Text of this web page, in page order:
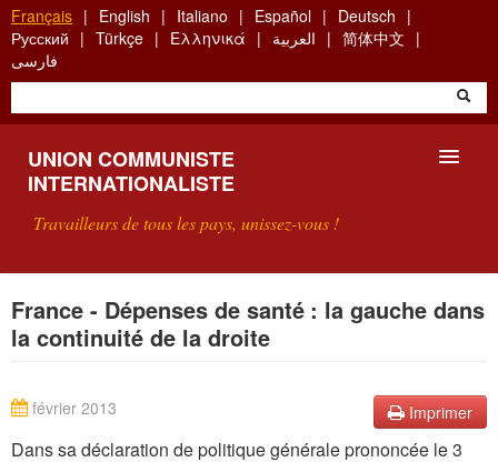
Aller
au
contenu
principal
Français English Italiano Español
Deutsch
Русский
Türkçe Ελληνικά العربية
简体中文
فارسی
UNION COMMUNISTE
INTERNATIONALISTE
Travailleurs de tous les pays, unissez-vous !
PRÉSENTATION
QU'EST-CE QUE L'UCI ?
RECHERCHE
CONTACT
France - Dépenses de santé : la gauche dans
la continuité de la droite
Imprimer
février 2013
Dans sa déclaration de politique générale prononcée le 3